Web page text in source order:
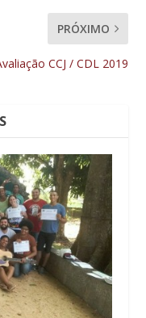
PRÓXIMO
CCJ / CDL 2019